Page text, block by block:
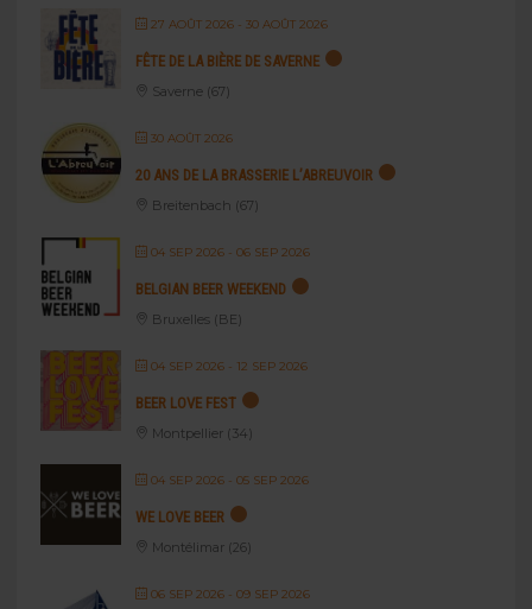
27 AOÛT 2026- 30 AOÛT 2026
FÊTE DE LA BIÈRE DE SAVERNE
Saverne (67)
30 AOÛT 2026
20 ANS DE LA BRASSERIE L’ABREUVOIR
Breitenbach (67)
04 SEP 2026- 06 SEP 2026
BELGIAN BEER WEEKEND
Bruxelles (BE)
04 SEP 2026- 12 SEP 2026
BEER LOVE FEST
Montpellier (34)
04 SEP 2026- 05 SEP 2026
WE LOVE BEER
Montélimar (26)
06 SEP 2026- 09 SEP 2026